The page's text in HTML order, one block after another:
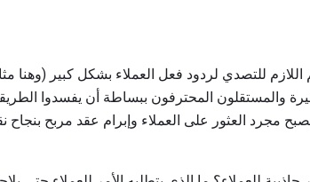
والمستقلون المحترفون ببساطة أن يفسدوا الطريقة
مجرد العثور على العملاء وإبرام عقد مربح